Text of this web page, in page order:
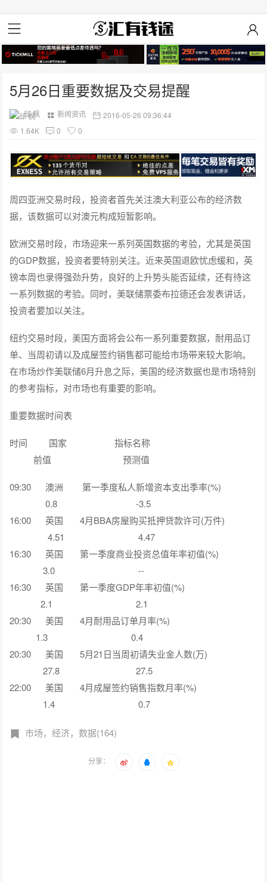
5月26日重要数据及交易提醒
邱 枫 新闻资讯
2016-05-26 09:36:44
1.64K
0 0
周四亚洲交易时段，投资者首先关注澳大利亚公布的经济数
据，该数据可以对澳元构成短暂影响。
欧洲交易时段，市场迎来一系列英国数据的考验，尤其是英国
的GDP数据，投资者要特别关注。近来英国退欧忧虑缓和，英
镑本周也录得强劲升势，良好的上升势头能否延续，还有待这
一系列数据的考验。同时，美联储票委布拉德还会发表讲话，
投资者要加以关注。
纽约交易时段，美国方面将会公布一系列重要数据，耐用品订
单、当周初请以及成屋签约销售都可能给市场带来较大影响。
在市场炒作美联储6月升息之际，美国的经济数据也是市场特别
的参考指标，对市场也有重要的影响。
重要数据时间表
时间 国家 指标名称
前值 预测值
09:30 澳洲 第一季度私人新增资本支出季率(%)
0.8 -3.5
16:00 英国 4月BBA房屋购买抵押贷款许可(万件)
4.51 4.47
16:30 英国 第一季度商业投资总值年率初值(%)
3.0 --
16:30 英国 第一季度GDP年率初值(%)
2.1 2.1
20:30 美国 4月耐用品订单月率(%)
1.3 0.4
20:30 美国 5月21日当周初请失业金人数(万)
27.8 27.5
22:00 美国 4月成屋签约销售指数月率(%)
1.4 0.7
市场，经济，数据(164)
分享：